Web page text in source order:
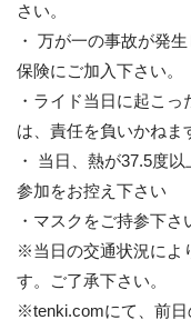
さい。
・ 万が一の事故が発
保険にご加入下さい。
・ライド当日に起こ
は、責任を負いかねま
・ 当日、熱が37.5度
参加をお控え下さい
・マスクをご持参下さ
※当日の交通状況によ
す。ご了承下さい。
※tenki.comにて、前日